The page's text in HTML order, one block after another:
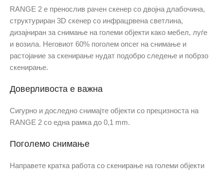
RANGE 2 е пренослив рачен скенер со двојна длабочина,
структуриран 3D скенер со инфрацрвена светлина,
дизајниран за снимање на големи објекти како мебел, луѓе
и возила. Неговиот 60% поголем опсег на снимање и
растојание за скенирање нудат подобро следење и побрзо
скенирање.
Доверливоста е важна
Сигурно и доследно снимајте објекти со прецизноста на
RANGE 2 со една рамка до 0,1 mm.
Поголемо снимање
Направете кратка работа со скенирање на големи објекти